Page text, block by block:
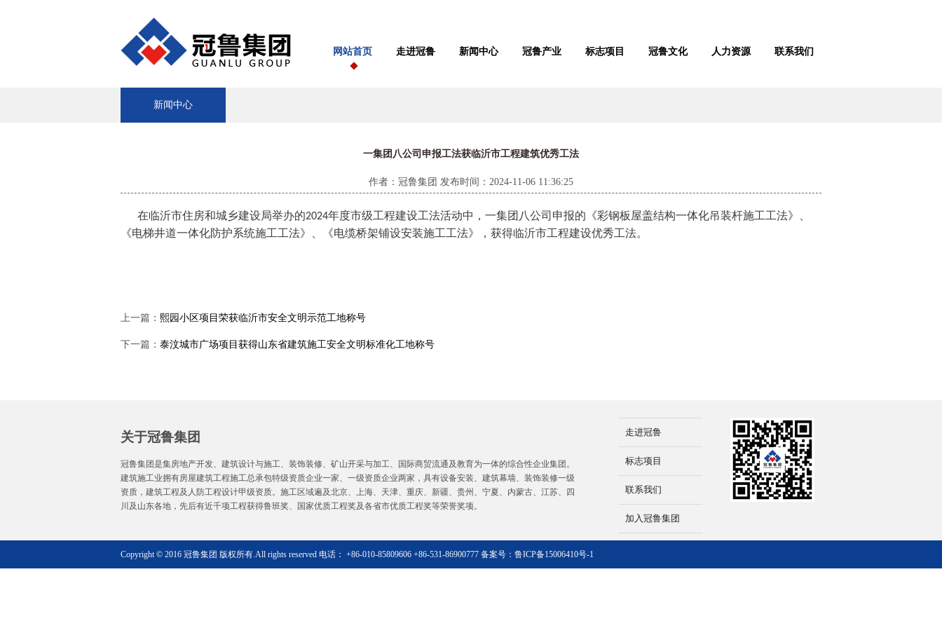
网站首页 走进冠鲁 新闻中心 冠鲁产业 标志项目 冠鲁文化 人力资源 联系我们
新闻中心
一集团八公司申报工法获临沂市工程建筑优秀工法
作者：冠鲁集团 发布时间：2024-11-06 11:36:25
在临沂市住房和城乡建设局举办的2024年度市级工程建设工法活动中，一集团八公司申报的《彩钢板屋盖结构一体化吊装杆施工工法》、
《电梯井道一体化防护系统施工工法》、《电缆桥架铺设安装施工工法》，获得临沂市工程建设优秀工法。
上一篇： 熙园小区项目荣获临沂市安全文明示范工地称号
下一篇： 泰汶城市广场项目获得山东省建筑施工安全文明标准化工地称号
关于冠鲁集团
冠鲁集团是集房地产开发、建筑设计与施工、装饰装修、矿山开采与加工、国际商贸流通及教育为一体的综合性企业集团。
建筑施工业拥有房屋建筑工程施工总承包特级资质企业一家、一级资质企业两家，具有设备安装、建筑幕墙、装饰装修一级
资质，建筑工程及人防工程设计甲级资质。施工区域遍及北京、上海、天津、重庆、新疆、贵州、宁夏、内蒙古、江苏、四
川及山东各地，先后有近千项工程获得鲁班奖、国家优质工程奖及各省市优质工程奖等荣誉奖项。
走进冠鲁
标志项目
联系我们
加入冠鲁集团
Copyright © 2016 冠鲁集团 版权所有.All rights reserved 电话： +86-010-85809606 +86-531-86900777 备案号： 鲁ICP备15006410号-1